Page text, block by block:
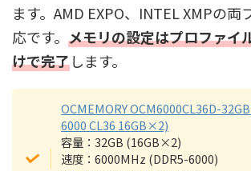
ます。AMD EXPO、INTEL XMPの両
応です。 メモリの設定はプロファイ
けで完了します。
OCMEMORY OCM6000CL36D-
6000 CL36 16GB×2)
容量：32GB (16GB×2)
速度：6000MHz (DDR5-6000)